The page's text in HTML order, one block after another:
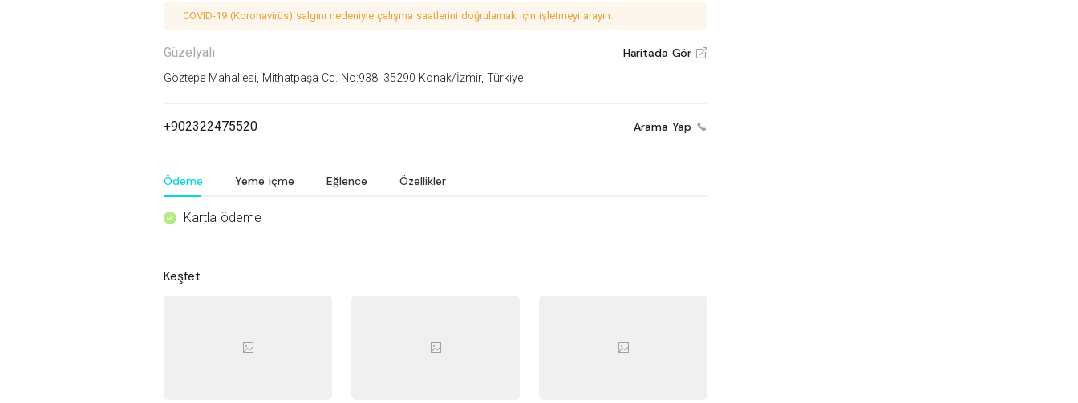
COVID-19 (Koronavirüs) salgını nedeniyle çalışma saatlerini doğrulamak için işletmeyi arayın.
Güzelyalı Haritada Gör V
Göztepe Mahallesi, Mithatpaşa Cd. No:938, 35290 Konak/İzmir, Türkiye
+902322475520 Arama Yap
Ödeme Yeme içme Eğlence Özellikler
^ Kartla ödeme
Keşfet